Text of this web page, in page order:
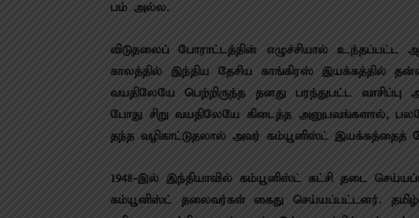
பம் அல்ல.
விடு​தலைப் போராட்​டத்​தின் எழுச்சியால்
காலத்​தில் இந்​திய தேசிய காங்​கிரஸ்
வயதிலேயே பெற்​றிருந்த தனது பரந்​துபட்ட வாசிப்பு
போது சிறு வயதிலேயே கிடைத்த அனுபவங்​களால்,
தந்த வழி​காட்​டு​தலால் அவர் கம்யூனிஸ்ட் இயக்​கத்​தைத்
1948-இல் இந்​தி​யா​வில் கம்​யூனிஸ்ட் கட்சி தடை
கம்​யூனிஸ்ட் தலை​வர்​கள் கைது செய்​யப்​பட்​டனர்.